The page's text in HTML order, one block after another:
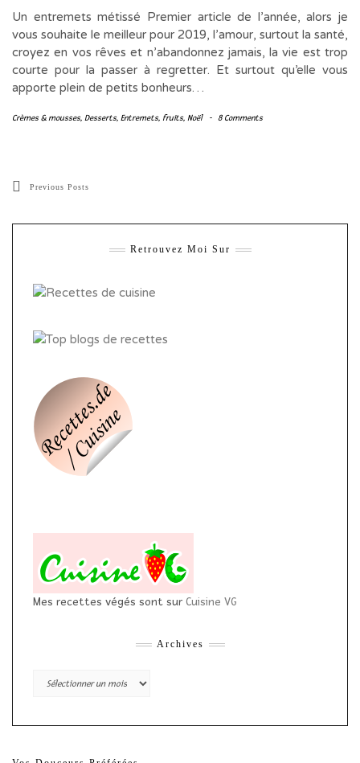
Un entremets métissé Premier article de l’année, alors je
vous souhaite le meilleur pour 2019, l’amour, surtout la santé,
croyez en vos rêves et n’abandonnez jamais, la vie est trop
courte pour la passer à regretter. Et surtout qu’elle vous
apporte plein de petits bonheurs…
Crèmes & mousses, Desserts, Entremets, fruits, Noël - 8 Comments
Previous Posts
Retrouvez Moi Sur
Mes recettes végés sont sur Cuisine VG
Archives
Archives